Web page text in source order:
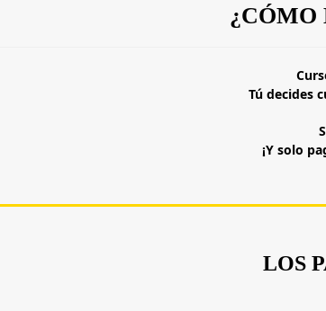
¿CÓMO
Tú decides
¡Y solo
LOS